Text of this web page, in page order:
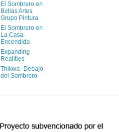
El Sombrero en
Bellas Artes
Grupo Pintura
El Sombrero en
La Casa
Encendida
Expanding
Realities
Thikwa- Debajo
del Sombrero